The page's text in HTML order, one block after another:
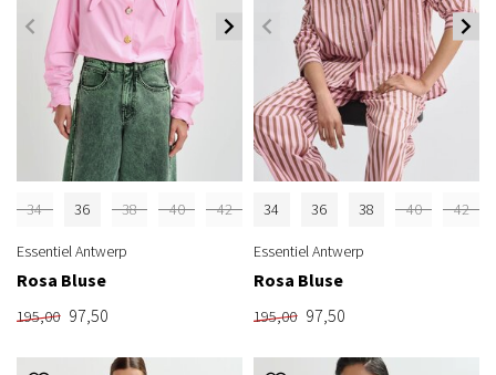
34 36 38 40 42
Essentiel Antwerp
Rosa Bluse
195,00 97,50
34 36 38 40 42
Essentiel Antwerp
Rosa Bluse
195,00 97,50